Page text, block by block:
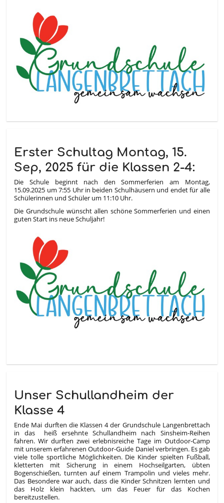
Erster Schultag Montag, 15.
Sep, 2025 für die Klassen 2-4:
Die Schule beginnt nach den Sommerferien am Montag,
15.09.2025 um 7:55 Uhr in beiden Schulhäusern und endet für alle
Schülerinnen und Schüler um 11:10 Uhr.
Die Grundschule wünscht allen schöne Sommerferien und einen
guten Start ins neue Schuljahr!
Unser Schullandheim der
Klasse 4
Ende Mai durften die Klassen 4 der Grundschule Langenbrettach
in das heiß ersehnte Schullandheim nach Sinsheim-Reihen
fahren. Wir durften zwei erlebnisreiche Tage im Outdoor-Camp
mit unserem erfahrenen Outdoor-Guide Daniel verbringen. Es gab
viele tolle sportliche Möglichkeiten. Die Kinder spielten Fußball,
kletterten mit Sicherung in einem Hochseilgarten, übten
Bogenschießen, turnten auf einem Trampolin und vieles mehr.
Das Besondere war auch, dass die Kinder Schnitzen lernten und
das Holz klein hackten, um das Feuer für das Kochen
bereitzustellen.